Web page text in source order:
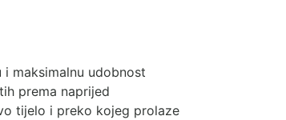
maksimalnu udobnost
prema naprijed
tijelo i preko kojeg prolaze